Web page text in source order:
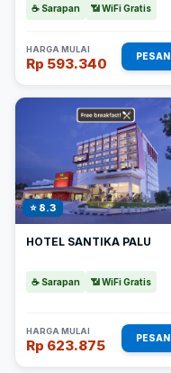
☕ Sarapan 📶 WiFi Gratis
HARGA MULAI
Rp 593.340 PESAN
⭐ 8.3
HOTEL SANTIKA PALU
☕ Sarapan 📶 WiFi Gratis
HARGA MULAI
Rp 623.875 PESAN